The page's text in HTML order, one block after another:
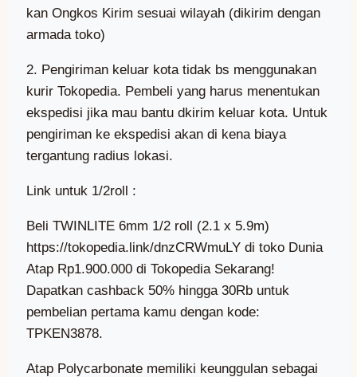
kan Ongkos Kirim sesuai wilayah (dikirim dengan
armada toko)
2. Pengiriman keluar kota tidak bs menggunakan
kurir Tokopedia. Pembeli yang harus menentukan
ekspedisi jika mau bantu dkirim keluar kota. Untuk
pengiriman ke ekspedisi akan di kena biaya
tergantung radius lokasi.
Link untuk 1/2roll :
Beli TWINLITE 6mm 1/2 roll (2.1 x 5.9m)
https://tokopedia.link/dnzCRWmuLY di toko Dunia
Atap Rp1.900.000 di Tokopedia Sekarang!
Dapatkan cashback 50% hingga 30Rb untuk
pembelian pertama kamu dengan kode:
TPKEN3878.
Atap Polycarbonate memiliki keunggulan sebagai